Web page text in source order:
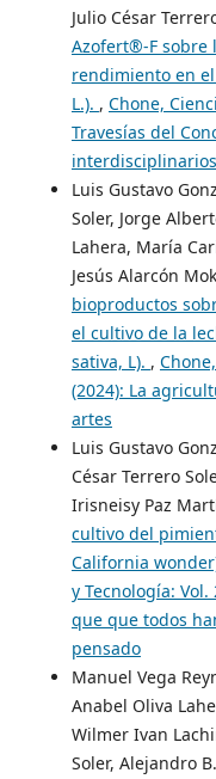
Julio César
Azofert®-F sobre
rendimiento en
L.). , Chone,
Travesías del
interdisciplinarios
Luis Gustavo
Soler, Jorge
Lahera, María
Jesús Alarcón
bioproductos
el cultivo de la
sativa, L). ,
(2024): La
artes
Luis Gustavo
César Terrero
Irisneisy Paz
cultivo del
California
y Tecnología:
que que todos
pensado
Manuel Vega
Anabel Oliva
Wilmer Ivan
Soler, Alejandro